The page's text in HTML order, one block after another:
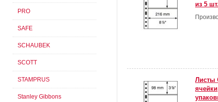
из 5
Листы
PRO
SAFE
SCHAUBEK
SCOTT
STAMPRUS
Stanley Gibbons